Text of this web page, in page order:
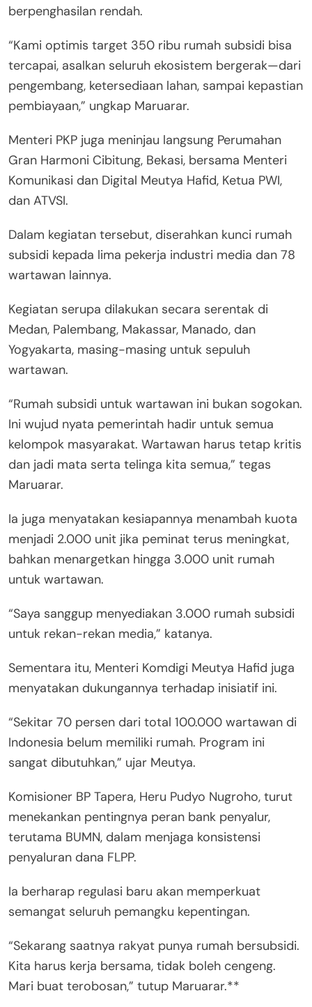
berpenghasilan rendah.
“Kami optimis target 350 ribu rumah subsidi bisa
tercapai, asalkan seluruh ekosistem bergerak—dari
pengembang, ketersediaan lahan, sampai kepastian
pembiayaan,” ungkap Maruarar.
Menteri PKP juga meninjau langsung Perumahan
Gran Harmoni Cibitung, Bekasi, bersama Menteri
Komunikasi dan Digital Meutya Hafid, Ketua PWI,
dan ATVSI.
Dalam kegiatan tersebut, diserahkan kunci rumah
subsidi kepada lima pekerja industri media dan 78
wartawan lainnya.
Kegiatan serupa dilakukan secara serentak di
Medan, Palembang, Makassar, Manado, dan
Yogyakarta, masing-masing untuk sepuluh
wartawan.
“Rumah subsidi untuk wartawan ini bukan sogokan.
Ini wujud nyata pemerintah hadir untuk semua
kelompok masyarakat. Wartawan harus tetap kritis
dan jadi mata serta telinga kita semua,” tegas
Maruarar.
Ia juga menyatakan kesiapannya menambah kuota
menjadi 2.000 unit jika peminat terus meningkat,
bahkan menargetkan hingga 3.000 unit rumah
untuk wartawan.
“Saya sanggup menyediakan 3.000 rumah subsidi
untuk rekan-rekan media,” katanya.
Sementara itu, Menteri Komdigi Meutya Hafid juga
menyatakan dukungannya terhadap inisiatif ini.
“Sekitar 70 persen dari total 100.000 wartawan di
Indonesia belum memiliki rumah. Program ini
sangat dibutuhkan,” ujar Meutya.
Komisioner BP Tapera, Heru Pudyo Nugroho, turut
menekankan pentingnya peran bank penyalur,
terutama BUMN, dalam menjaga konsistensi
penyaluran dana FLPP.
Ia berharap regulasi baru akan memperkuat
semangat seluruh pemangku kepentingan.
“Sekarang saatnya rakyat punya rumah bersubsidi.
Kita harus kerja bersama, tidak boleh cengeng.
Mari buat terobosan,” tutup Maruarar.**